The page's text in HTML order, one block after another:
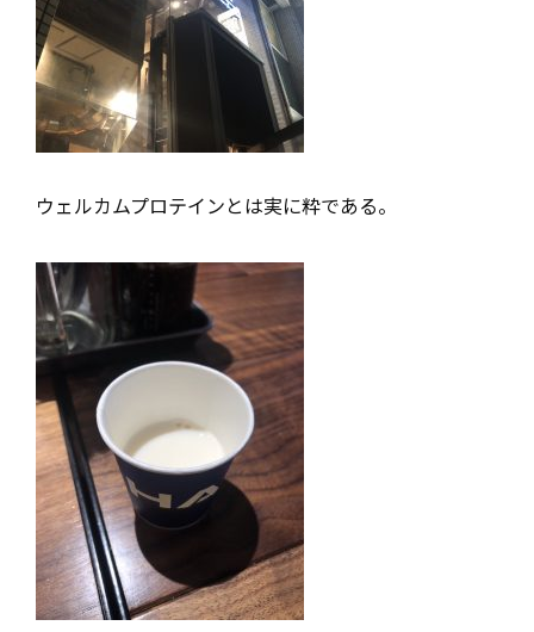
ウェルカムプロテインとは実に粋である。